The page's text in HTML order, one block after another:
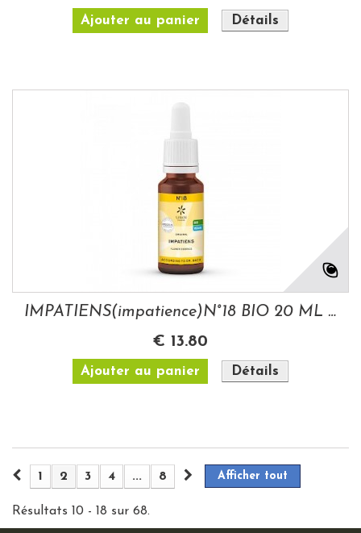
Ajouter au panier Détails
IMPATIENS(impatience)N°18 BIO 20 ML FLEURS...
€ 13.80
Ajouter au panier Détails
Afficher tout
1 2 3 4 ... 8
Résultats 10 - 18 sur 68.